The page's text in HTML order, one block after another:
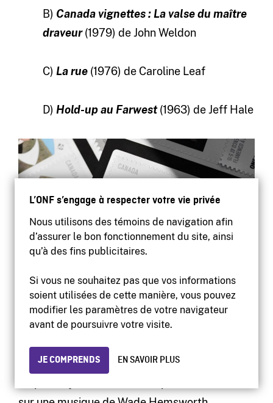
L’ONF s’engage à respecter votre vie privée
Nous utilisons des témoins de navigation afin
d’assurer le bon fonctionnement du site, ainsi
qu’à des fins publicitaires.
Si vous ne souhaitez pas que vos informations
soient utilisées de cette manière, vous pouvez
modifier les paramètres de votre navigateur
avant de poursuivre votre visite.
JE COMPRENDS EN SAVOIR PLUS
B) Canada vignettes : La valse du maître
draveur(1979) de John Weldon
C) La rue(1976) de Caroline Leaf
D) Hold-up au Farwest(1963) de Jeff Hale
Réponse : B)Canada vignettes : La valse du
maître draveur